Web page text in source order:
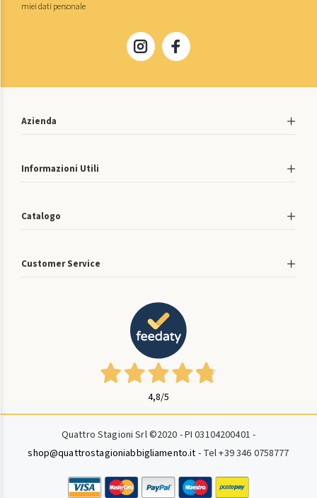
miei dati personale
Azienda
Informazioni Utili
Catalogo
Customer Service
4,8/5
Quattro Stagioni Srl ©2020 - PI 03104200401 -
shop@quattrostagioniabbigliamento.it - Tel +39 346 0758777